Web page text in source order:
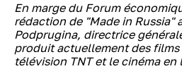
En marge du Forum
rédaction de "Made in Russia"
Podprugina, directrice
produit actuellement des
télévision TNT et le cinéma en